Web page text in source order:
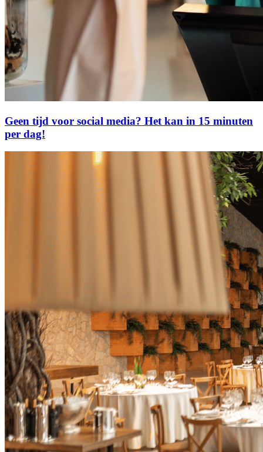
Geen tijd voor social media? Het kan in 15 minuten
per dag!